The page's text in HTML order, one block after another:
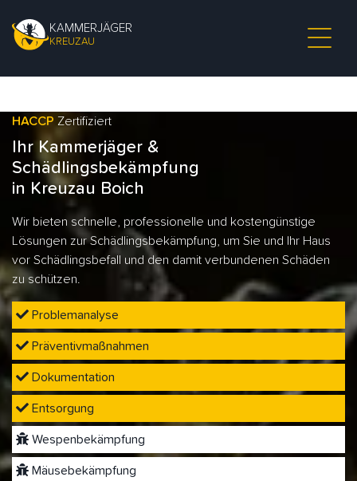
KAMMERJÄGER
KREUZAU
HACCP Zertifiziert
Ihr Kammerjäger &
Schädlingsbekämpfung
in Kreuzau Boich
Wir bieten schnelle, professionelle und kostengünstige
Lösungen zur Schädlingsbekämpfung, um Sie und Ihr Haus
vor Schädlingsbefall und den damit verbundenen Schäden
zu schützen.
Problemanalyse
Präventivmaßnahmen
Dokumentation
Entsorgung
Wespenbekämpfung
Mäusebekämpfung